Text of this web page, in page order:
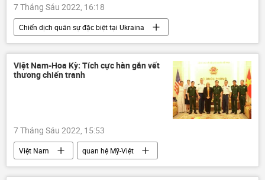
7 Tháng Sáu 2022, 16:18
Chiến dịch quân sự đặc biệt tại Ukraina
Thế giới
Nga
Ukraina
Cuộc khủng hoảng ở Ukraina
LNR
DNR
xung đột quân sự Quân sự
Việt Nam-Hoa Kỳ: Tích cực hàn gắn vết
thương chiến tranh
7 Tháng Sáu 2022, 15:53
Việt Nam
quan hệ Mỹ-Việt
Bộ Quốc phòng Việt Nam
Quân sự